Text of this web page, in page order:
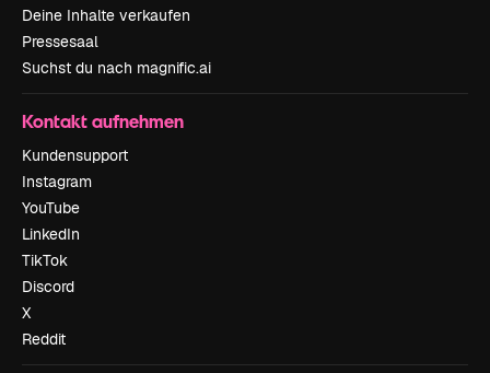
Deine Inhalte verkaufen
Pressesaal
Suchst du nach magnific.ai
Kontakt aufnehmen
Kundensupport
Instagram
YouTube
LinkedIn
TikTok
Discord
X
Reddit